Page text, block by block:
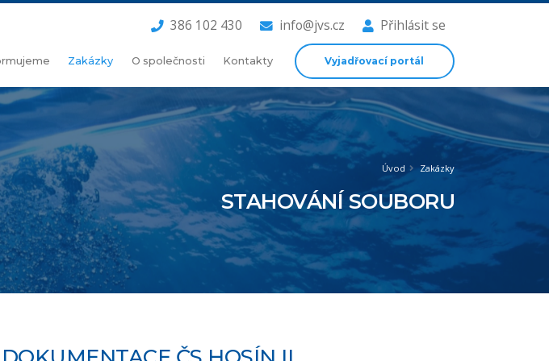
386 102 430 info@jvs.cz Přihlásit se
Zakázky O společnosti Kontakty Vyjadřovací portál
Úvod Zakázky
STAHOVÁNÍ SOUBORU